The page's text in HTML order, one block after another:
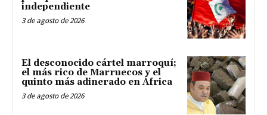
independiente
3 de agosto de 2026
El desconocido cártel marroquí;
el más rico de Marruecos y el
quinto más adinerado en África
3 de agosto de 2026